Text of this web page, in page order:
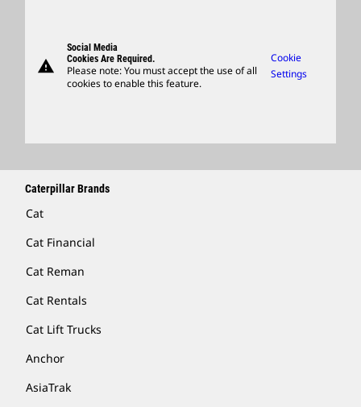
Merchandise
warning
Social Media
Cookies Are Required.
Please note: You must accept the use of all
cookies to enable this feature.
Cookie
Settings
Caterpillar Brands
Cat
Cat Financial
Cat Reman
Cat Rentals
Cat Lift Trucks
Anchor
AsiaTrak